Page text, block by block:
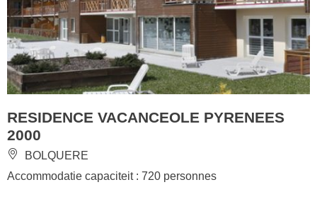
RESIDENCE VACANCEOLE PYRENEES
2000
BOLQUERE
Accommodatie capaciteit : 720 personnes